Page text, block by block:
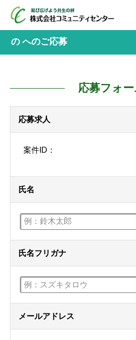
の へのご応募
応募フォ
応募求人
氏名
氏名フリガナ
メールアドレス